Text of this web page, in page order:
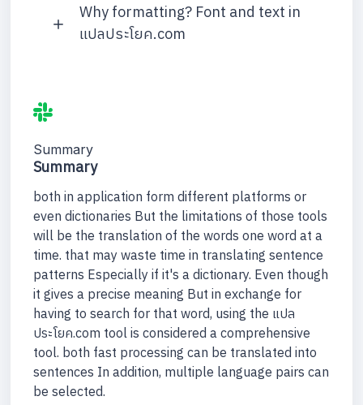
Why formatting? Font and text in
แปลประโยค.com
Summary
Summary
both in application form different platforms or
even dictionaries But the limitations of those tools
will be the translation of the words one word at a
time. that may waste time in translating sentence
patterns Especially if it's a dictionary. Even though
it gives a precise meaning But in exchange for
having to search for that word, using the แปล
ประโยค.com tool is considered a comprehensive
tool. both fast processing can be translated into
sentences In addition, multiple language pairs can
be selected.